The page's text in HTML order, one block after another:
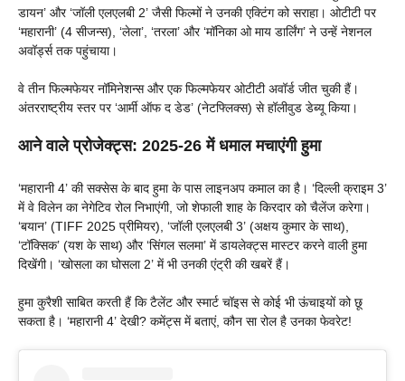
डायन’ और ‘जॉली एलएलबी 2’ जैसी फिल्मों ने उनकी एक्टिंग को सराहा। ओटीटी पर
‘महारानी’ (4 सीजन्स), ‘लेला’, ‘तरला’ और ‘मॉनिका ओ माय डार्लिंग’ ने उन्हें नेशनल
अवॉर्ड्स तक पहुंचाया।
वे तीन फिल्मफेयर नॉमिनेशन्स और एक फिल्मफेयर ओटीटी अवॉर्ड जीत चुकी हैं।
अंतरराष्ट्रीय स्तर पर ‘आर्मी ऑफ द डेड’ (नेटफ्लिक्स) से हॉलीवुड डेब्यू किया।
आने वाले प्रोजेक्ट्स: 2025-26 में धमाल मचाएंगी हुमा
‘महारानी 4’ की सक्सेस के बाद हुमा के पास लाइनअप कमाल का है। ‘दिल्ली क्राइम 3’
में वे विलेन का नेगेटिव रोल निभाएंगी, जो शेफाली शाह के किरदार को चैलेंज करेगा।
‘बयान’ (TIFF 2025 प्रीमियर), ‘जॉली एलएलबी 3’ (अक्षय कुमार के साथ),
‘टॉक्सिक’ (यश के साथ) और ‘सिंगल सलमा’ में डायलेक्ट्स मास्टर करने वाली हुमा
दिखेंगी। ‘खोसला का घोसला 2’ में भी उनकी एंट्री की खबरें हैं।
हुमा कुरैशी साबित करती हैं कि टैलेंट और स्मार्ट चॉइस से कोई भी ऊंचाइयों को छू
सकता है। ‘महारानी 4’ देखी? कमेंट्स में बताएं, कौन सा रोल है उनका फेवरेट!